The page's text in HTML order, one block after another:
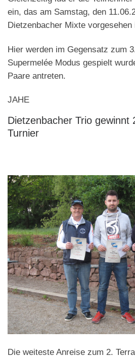
ein, das am Samstag, den
Dietzenbacher Mixte vorgesehen
Hier werden im Gegensatz zum
Supermelée Modus gespielt
Paare antreten.
JAHE
Dietzenbacher Trio gewinnt
Turnier
Die weiteste Anreise zum 2.